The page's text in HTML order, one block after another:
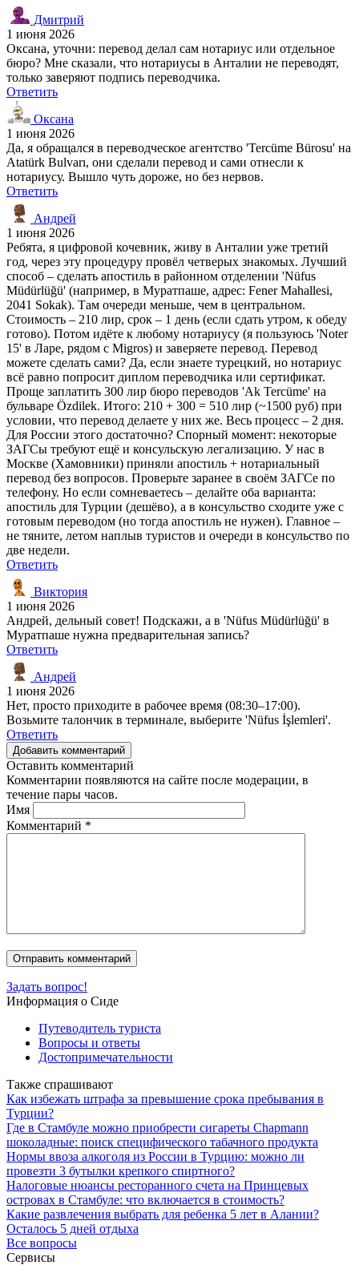
Дмитрий
1 июня 2026
Оксана, уточни: перевод делал сам нотариус или отдельное
бюро? Мне сказали, что нотариусы в Анталии не переводят,
только заверяют подпись переводчика.
Ответить
Оксана
1 июня 2026
Да, я обращался в переводческое агентство 'Tercüme Bürosu' на
Atatürk Bulvarı, они сделали перевод и сами отнесли к
нотариусу. Вышло чуть дороже, но без нервов.
Ответить
Андрей
1 июня 2026
Ребята, я цифровой кочевник, живу в Анталии уже третий
год, через эту процедуру провёл четверых знакомых. Лучший
способ – сделать апостиль в районном отделении 'Nüfus
Müdürlüğü' (например, в Муратпаше, адрес: Fener Mahallesi,
2041 Sokak). Там очереди меньше, чем в центральном.
Стоимость – 210 лир, срок – 1 день (если сдать утром, к обеду
готово). Потом идёте к любому нотариусу (я пользуюсь 'Noter
15' в Ларе, рядом с Migros) и заверяете перевод. Перевод
можете сделать сами? Да, если знаете турецкий, но нотариус
всё равно попросит диплом переводчика или сертификат.
Проще заплатить 300 лир бюро переводов 'Ak Tercüme' на
бульваре Özdilek. Итого: 210 + 300 = 510 лир (~1500 руб) при
условии, что перевод делаете у них же. Весь процесс – 2 дня.
Для России этого достаточно? Спорный момент: некоторые
ЗАГСы требуют ещё и консульскую легализацию. У нас в
Москве (Хамовники) приняли апостиль + нотариальный
перевод без вопросов. Проверьте заранее в своём ЗАГСе по
телефону. Но если сомневаетесь – делайте оба варианта:
апостиль для Турции (дешёво), а в консульство сходите уже с
готовым переводом (но тогда апостиль не нужен). Главное –
не тяните, летом наплыв туристов и очереди в консульство по
две недели.
Ответить
Виктория
1 июня 2026
Андрей, дельный совет! Подскажи, а в 'Nüfus Müdürlüğü' в
Муратпаше нужна предварительная запись?
Ответить
Андрей
1 июня 2026
Нет, просто приходите в рабочее время (08:30–17:00).
Возьмите талончик в терминале, выберите 'Nüfus İşlemleri'.
Ответить
Добавить комментарий
Оставить комментарий
Комментарии появляются на сайте после модерации, в
течение пары часов.
Имя
Комментарий *
Задать вопрос!
Информация о Сиде
Путеводитель туриста
Вопросы и ответы
Достопримечательности
Также спрашивают
Как избежать штрафа за превышение срока пребывания в
Турции?
Где в Стамбуле можно приобрести сигареты Chapmann
шоколадные: поиск специфического табачного продукта
Нормы ввоза алкоголя из России в Турцию: можно ли
провезти 3 бутылки крепкого спиртного?
Налоговые нюансы ресторанного счета на Принцевых
островах в Стамбуле: что включается в стоимость?
Какие развлечения выбрать для ребенка 5 лет в Алании?
Осталось 5 дней отдыха
Все вопросы
Сервисы